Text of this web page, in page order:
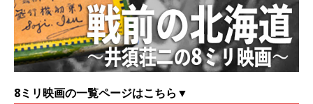
8ミリ映画の一覧ページはこちら▼